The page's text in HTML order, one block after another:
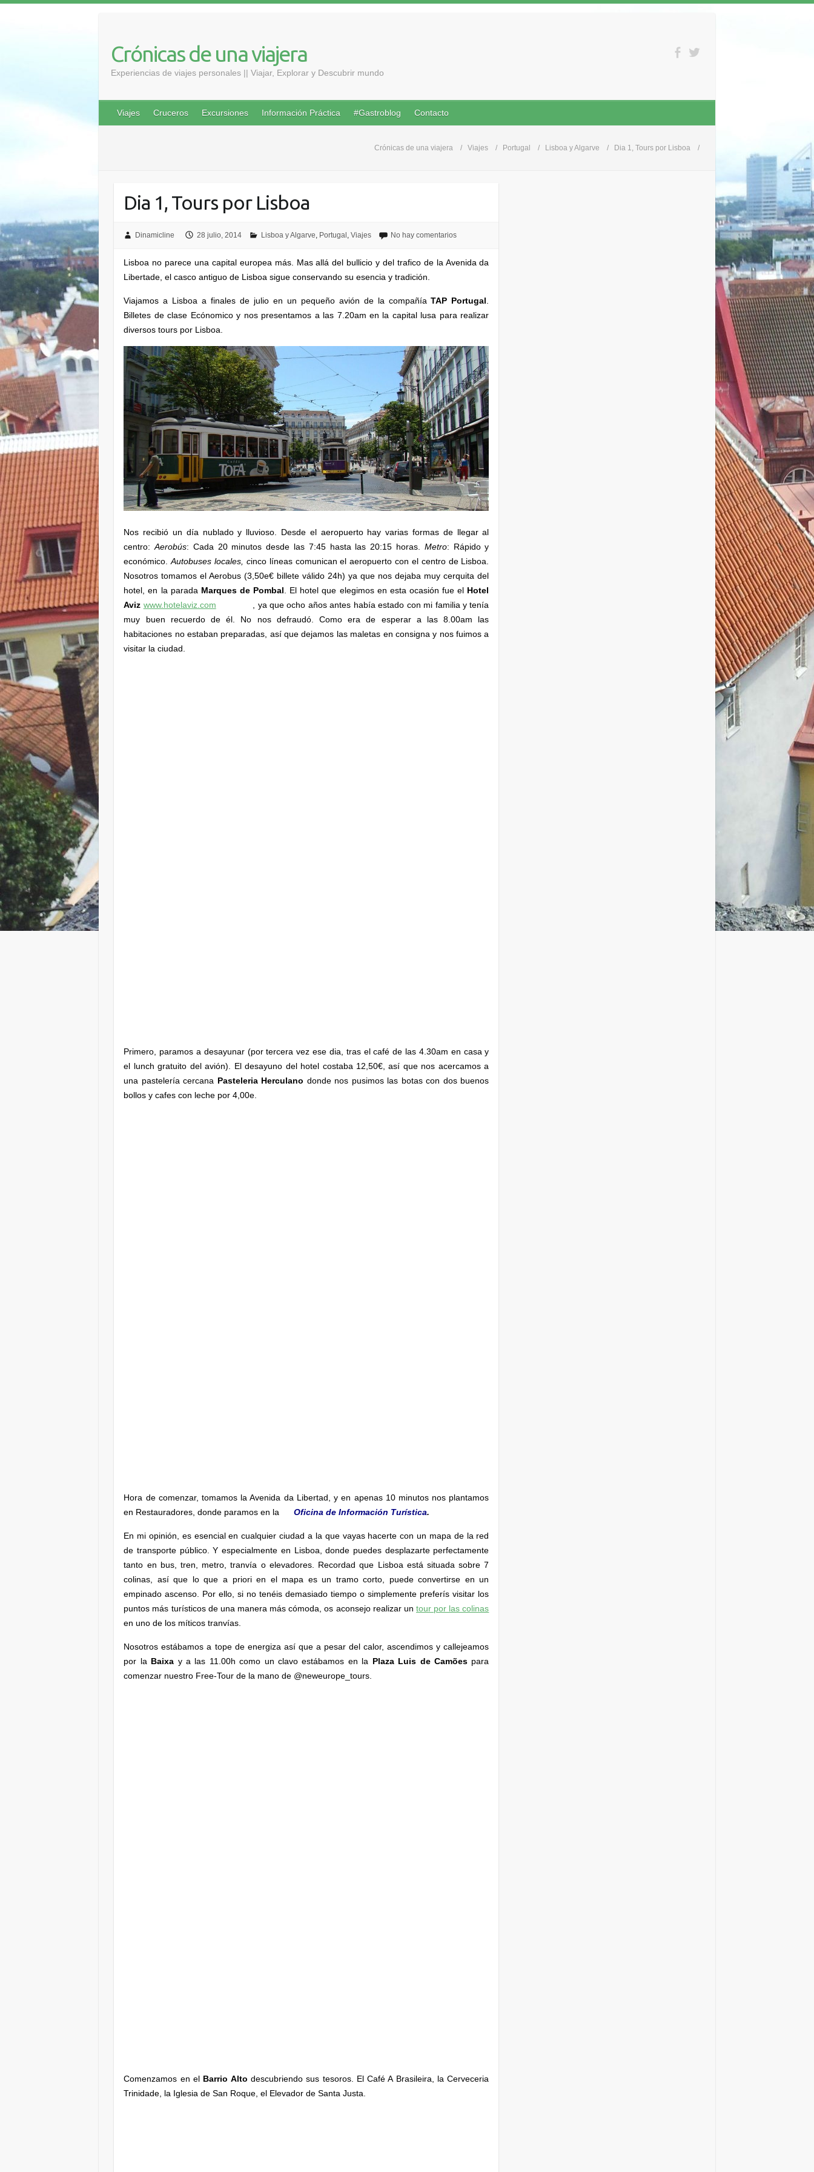
Crónicas de una viajera
Experiencias de viajes personales || Viajar, Explorar y Descubrir mundo
Viajes Cruceros Excursiones Información Práctica #Gastroblog Contacto
Crónicas de una viajera Viajes Portugal Lisboa y Algarve Dia 1, Tours por Lisboa
Dia 1, Tours por Lisboa
Dinamicline 28 julio, 2014 Lisboa y Algarve, Portugal , Viajes No hay comentarios
Lisboa no parece una capital europea más. Mas allá del bullicio y del trafico de la Avenida da
Libertade, el casco antiguo de Lisboa sigue conservando su esencia y tradición.
Viajamos a Lisboa a finales de julio en un pequeño avión de la compañíaTAP Portugal
Billetes de clase Ecónomico y nos presentamos a las 7.20am en la capital lusa para realizar
diversos tours por Lisboa.
Nos recibió un día nublado y lluvioso. Desde el aeropuerto hay varias formas de llegar al
centro:Aerobús: Cada 20 minutos desde las 7:45 hasta las 20:15 horas. Metro: Rápido y
económico.Autobuses locales, cinco líneas comunican el aeropuerto con el centro de Lisboa.
Nosotros tomamos el Aerobus (3,50e€ billete válido 24h) ya que nos dejaba muy cerquita del
hotel, en la parada Marques de Pombal . El hotel que elegimos en esta ocasión fue el Hotel
Aviz www.hotelaviz.com
, ya que ocho años antes había estado con mi familia y tenía
muy buen recuerdo de él. No nos defraudó. Como era de esperar a las 8.00am las
habitaciones no estaban preparadas, así que dejamos las maletas en consigna y nos fuimos a
visitar la ciudad.
Primero, paramos a desayunar (por tercera vez ese dia, tras el café de las 4.30am en casa y
el lunch gratuito del avión). El desayuno del hotel costaba 12,50€, así que nos acercamos a
una pastelería cercana Pasteleria Herculano donde nos pusimos las botas con dos buenos
bollos y cafes con leche por 4,00e.
Hora de comenzar, tomamos la Avenida da Libertad, y en apenas 10 minutos nos plantamos
en Restauradores, donde paramos en la
Oficina de Información Turística.
En mi opinión, es esencial en cualquier ciudad a la que vayas hacerte con un mapa de la red
de transporte público. Y especialmente en Lisboa, donde puedes desplazarte perfectamente
tanto en bus, tren, metro, tranvía o elevadores. Recordad que Lisboa está situada sobre 7
colinas, así que lo que a priori en el mapa es un tramo corto, puede convertirse en un
empinado ascenso. Por ello, si no tenéis demasiado tiempo o simplemente preferís visitar los
puntos más turísticos de una manera más cómoda, os aconsejo realizar un tour por las colinas
en uno de los míticos tranvías.
Nosotros estábamos a tope de energiza así que a pesar del calor, ascendimos y callejeamos
por la Baixa y a las 11.00h como un clavo estábamos en la Plaza Luis de Camões para
comenzar nuestro Free-Tour de la mano de @neweurope_tours.
Comenzamos en el Barrio Alto descubriendo sus tesoros. El Café A Brasileira, la Cerveceria
Trinidade, la Iglesia de San Roque, el Elevador de Santa Justa.